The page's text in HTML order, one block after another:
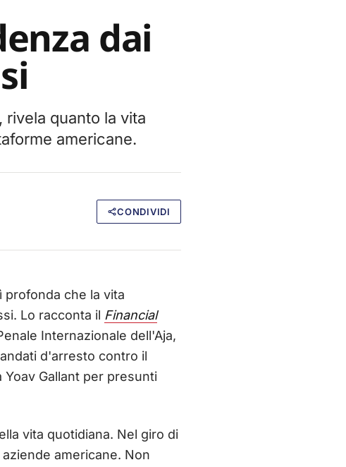
dai
quanto la vita
americane.
CONDIVIDI
profonda che la vita
Lo racconta il Financial
Internazionale dell'Aja,
d'arresto contro il
Gallant per presunti
vita quotidiana. Nel giro di
americane. Non